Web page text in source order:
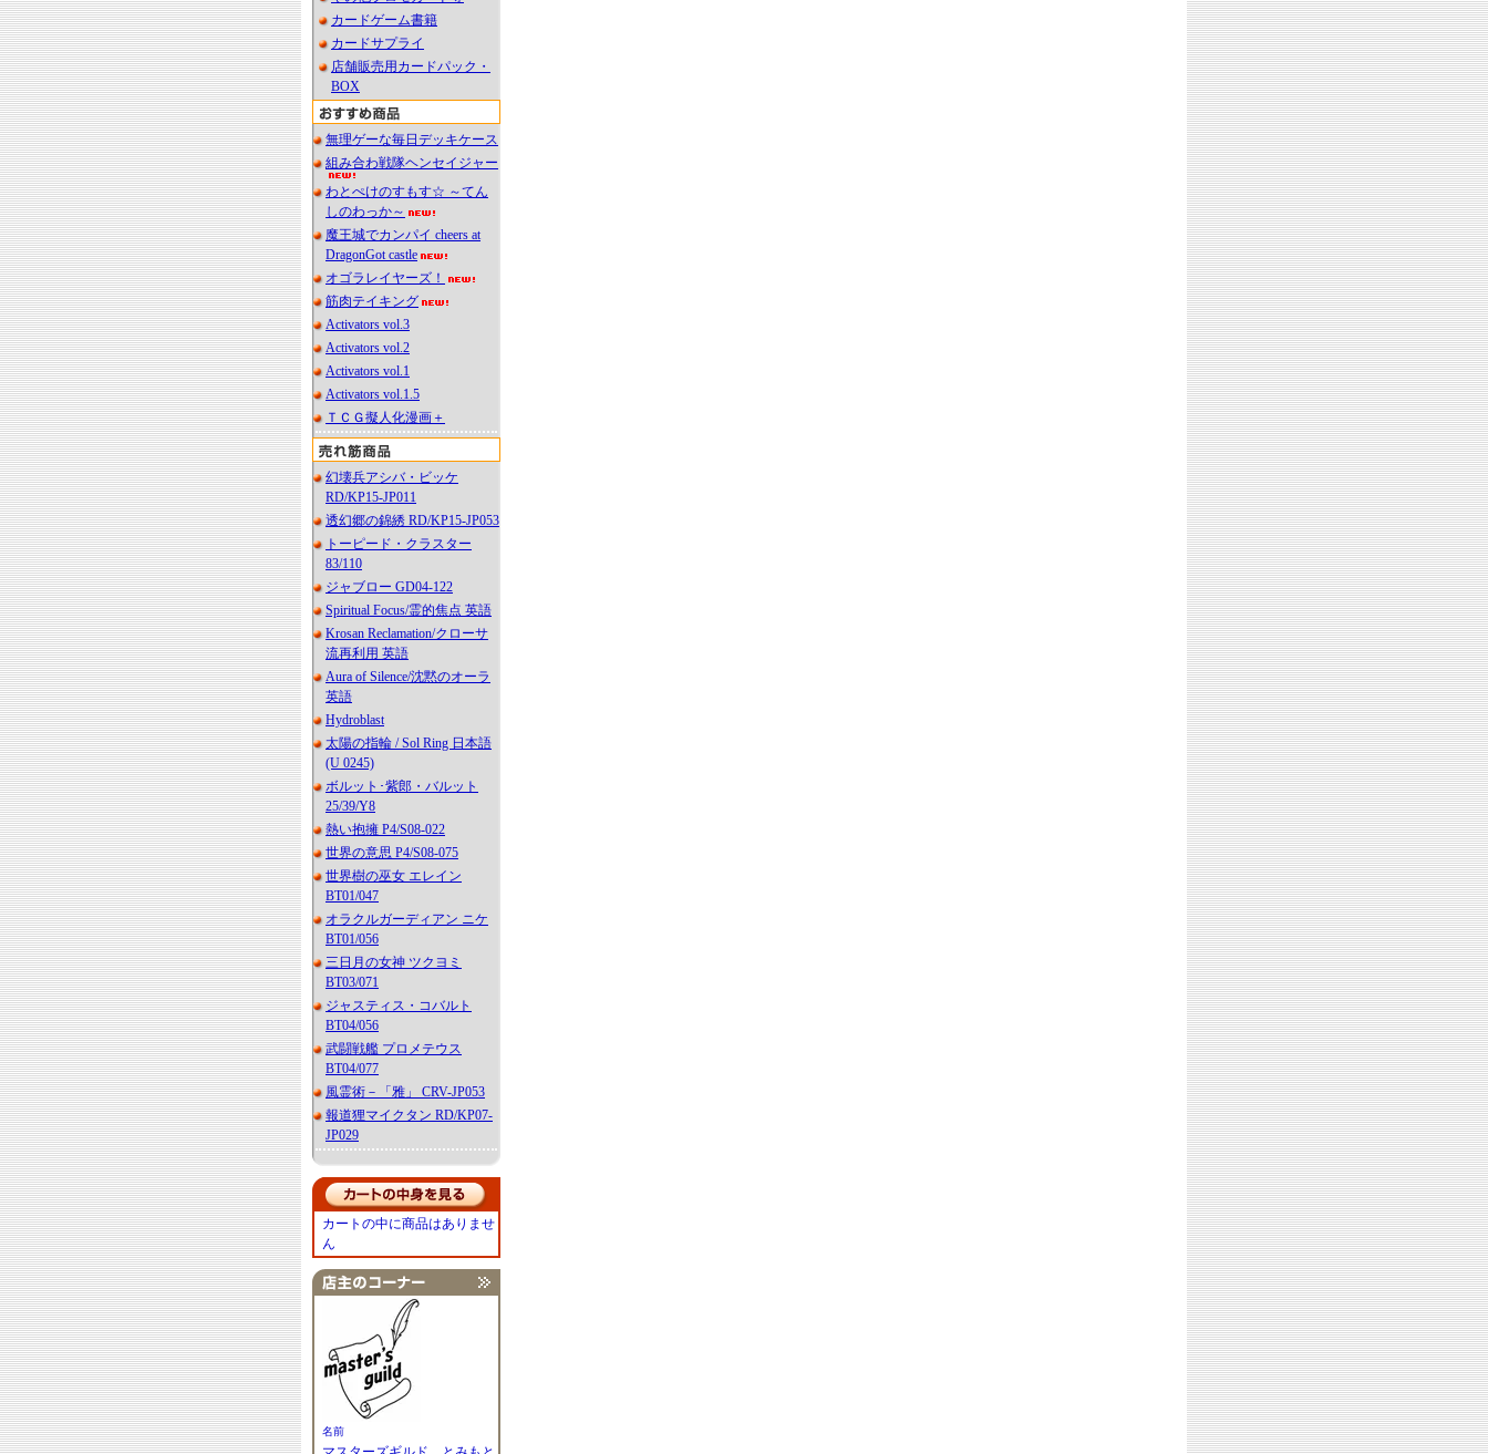
カードゲーム書籍
カードサプライ
店舗販売用カードパック・
BOX
無理ゲーな毎日デッキケース
組み合わ戦隊ヘンセイジャー
わとぺけのすもす☆ ～てん
しのわっか～
魔王城でカンパイ cheers at
DragonGot castle
オゴラレイヤーズ！
筋肉テイキング
Activators vol.3
Activators vol.2
Activators vol.1
Activators vol.1.5
ＴＣＧ擬人化漫画＋
幻壊兵アシバ・ビッケ
RD/KP15-JP011
透幻郷の錦綉 RD/KP15-JP053
トーピード・クラスター
83/110
ジャブロー GD04-122
Spiritual Focus/霊的焦点 英語
Krosan Reclamation/クローサ
流再利用 英語
Aura of Silence/沈黙のオーラ
英語
Hydroblast
太陽の指輪 / Sol Ring 日本語
(U 0245)
ボルット･紫郎・バルット
25/39/Y8
熱い抱擁 P4/S08-022
世界の意思 P4/S08-075
世界樹の巫女 エレイン
BT01/047
オラクルガーディアン ニケ
BT01/056
三日月の女神 ツクヨミ
BT03/071
ジャスティス・コバルト
BT04/056
武闘戦艦 プロメテウス
BT04/077
風霊術－「雅」 CRV-JP053
報道狸マイクタン RD/KP07-
JP029
カートの中に商品はありませ
ん
名前